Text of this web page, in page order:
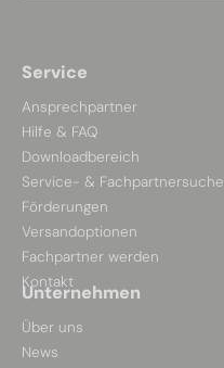
Service
Ansprechpartner
Hilfe & FAQ
Downloadbereich
Service- & Fachpartnersuche
Förderungen
Versandoptionen
Fachpartner werden
Kontakt
Unternehmen
Über uns
News